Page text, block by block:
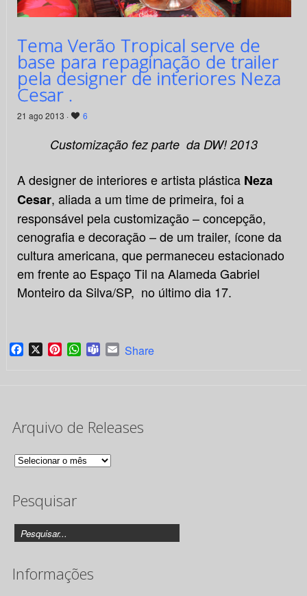
Tema Verão Tropical serve de
base para repaginação de trailer
pela designer de interiores Neza
Cesar .
21 ago 2013 · 6
Customização fez parte da DW! 2013
A designer de interiores e artista plástica Neza
Cesar, aliada a um time de primeira, foi a
responsável pela customização – concepção,
cenografia e decoração – de um trailer, ícone da
cultura americana, que permaneceu estacionado
em frente ao Espaço Til na Alameda Gabriel
Monteiro da Silva/SP, no último dia 17.
Facebook
X PinterestWhatsApp
TeamsEmail
Share
Arquivo de Releases
Arquivo
Releases
Pesquisar
Informações